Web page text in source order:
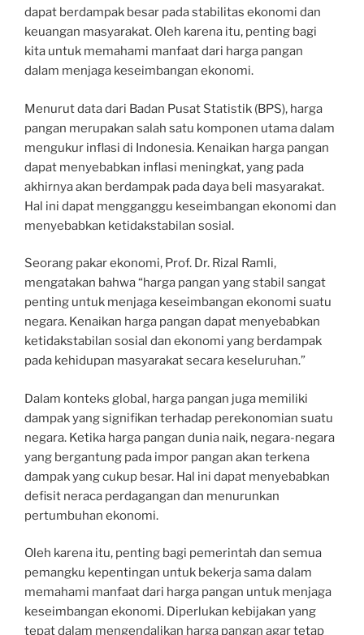
dapat berdampak besar pada stabilitas ekonomi dan
keuangan masyarakat. Oleh karena itu, penting bagi
kita untuk memahami manfaat dari harga pangan
dalam menjaga keseimbangan ekonomi.
Menurut data dari Badan Pusat Statistik (BPS), harga
pangan merupakan salah satu komponen utama dalam
mengukur inflasi di Indonesia. Kenaikan harga pangan
dapat menyebabkan inflasi meningkat, yang pada
akhirnya akan berdampak pada daya beli masyarakat.
Hal ini dapat mengganggu keseimbangan ekonomi dan
menyebabkan ketidakstabilan sosial.
Seorang pakar ekonomi, Prof. Dr. Rizal Ramli,
mengatakan bahwa “harga pangan yang stabil sangat
penting untuk menjaga keseimbangan ekonomi suatu
negara. Kenaikan harga pangan dapat menyebabkan
ketidakstabilan sosial dan ekonomi yang berdampak
pada kehidupan masyarakat secara keseluruhan.”
Dalam konteks global, harga pangan juga memiliki
dampak yang signifikan terhadap perekonomian suatu
negara. Ketika harga pangan dunia naik, negara-negara
yang bergantung pada impor pangan akan terkena
dampak yang cukup besar. Hal ini dapat menyebabkan
defisit neraca perdagangan dan menurunkan
pertumbuhan ekonomi.
Oleh karena itu, penting bagi pemerintah dan semua
pemangku kepentingan untuk bekerja sama dalam
memahami manfaat dari harga pangan untuk menjaga
keseimbangan ekonomi. Diperlukan kebijakan yang
tepat dalam mengendalikan harga pangan agar tetap